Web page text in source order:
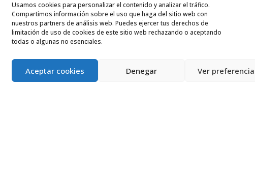
Usamos cookies para personalizar el contenido y analizar el tráfico.
Compartimos información sobre el uso que haga del sitio web con
nuestros partners de análisis web. Puedes ejercer tus derechos de
limitación de uso de cookies de este sitio web rechazando o aceptando
todas o algunas no esenciales.
Aceptar cookies Denegar Ver